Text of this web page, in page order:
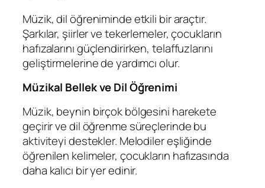
Müzik, dil öğreniminde etkili bir araçtır.
Şarkılar, şiirler ve tekerlemeler, çocukların
hafızalarını güçlendirirken, telaffuzlarını
geliştirmelerine de yardımcı olur.
Müzikal Bellek ve Dil Öğrenimi
Müzik, beynin birçok bölgesini harekete
geçirir ve dil öğrenme süreçlerinde bu
aktiviteyi destekler. Melodiler eşliğinde
öğrenilen kelimeler, çocukların hafızasında
daha kalıcı bir yer edinir.